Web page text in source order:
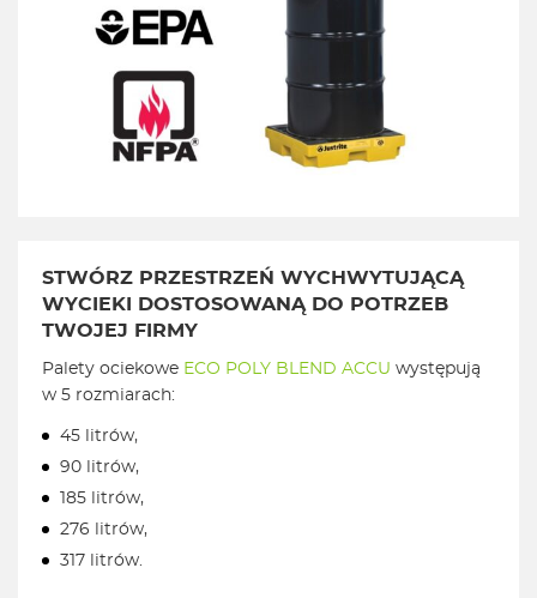
STWÓRZ PRZESTRZEŃ WYCHWYTUJĄCĄ
WYCIEKI DOSTOSOWANĄ DO POTRZEB
TWOJEJ FIRMY
Palety ociekowe ECO POLY BLEND ACCU występują
w 5 rozmiarach:
45 litrów,
90 litrów,
185 litrów,
276 litrów,
317 litrów.